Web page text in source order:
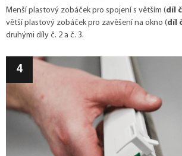
Menší plastový zobáček pro spojení s větším (díl
větší plastový zobáček pro zavěšení na okno (díl
druhými díly č. 2 a č. 3.